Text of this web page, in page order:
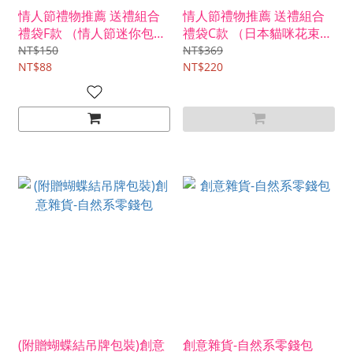
情人節禮物推薦 送禮組合
禮袋F款 （情人節迷你包爆
米花+文青大愛心吸水杯
墊） -附袋子緞帶需diy組裝
NT$150
NT$88
情人節禮物推薦 送禮組合
禮袋C款 （日本貓咪花束手
巾+LOVE牽手小熊軟糖1包
2入） -附袋子緞帶需diy組
NT$369
NT$220
(附贈蝴蝶結吊牌包裝)創意
創意雜貨-自然系零錢包